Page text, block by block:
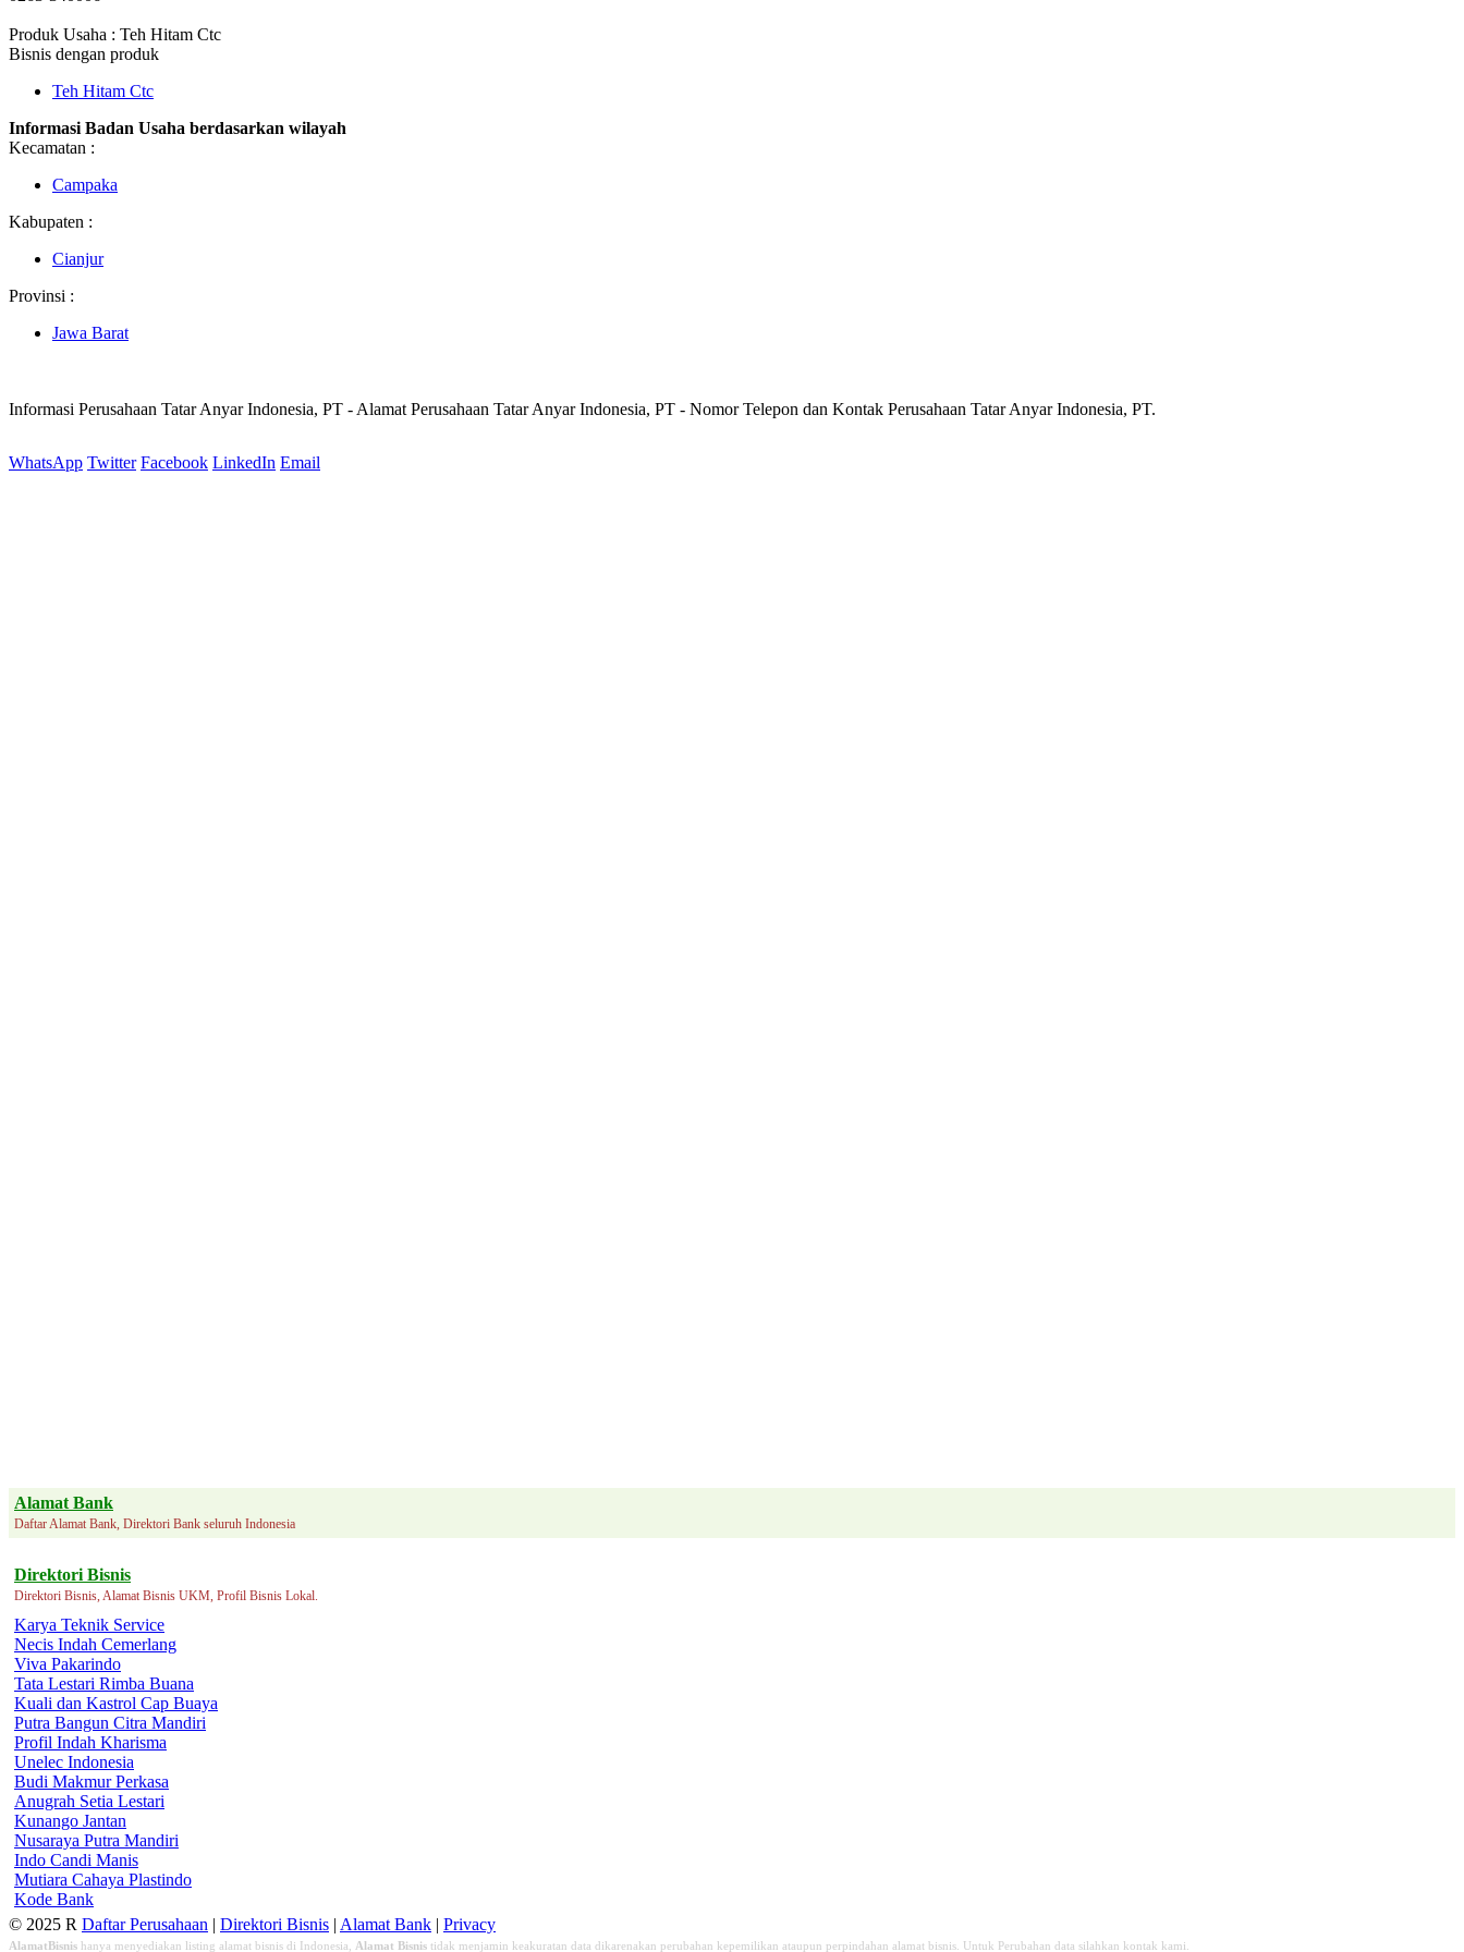
Produk Usaha : Teh Hitam Ctc
Bisnis dengan produk
Teh Hitam Ctc
Informasi Badan Usaha berdasarkan wilayah
Kecamatan :
Campaka
Kabupaten :
Cianjur
Provinsi :
Jawa Barat
Informasi Perusahaan Tatar Anyar Indonesia, PT - Alamat Perusahaan Tatar Anyar Indonesia, PT - Nomor Telepon dan Kontak Perusahaan Tatar Anyar Indonesia, PT.
WhatsApp Twitter Facebook LinkedIn Email
Alamat Bank
Daftar Alamat Bank, Direktori Bank seluruh Indonesia
Direktori Bisnis
Direktori Bisnis, Alamat Bisnis UKM, Profil Bisnis Lokal.
Karya Teknik Service
Necis Indah Cemerlang
Viva Pakarindo
Tata Lestari Rimba Buana
Kuali dan Kastrol Cap Buaya
Putra Bangun Citra Mandiri
Profil Indah Kharisma
Unelec Indonesia
Budi Makmur Perkasa
Anugrah Setia Lestari
Kunango Jantan
Nusaraya Putra Mandiri
Indo Candi Manis
Mutiara Cahaya Plastindo
Kode Bank
© 2025 R Daftar Perusahaan | Direktori Bisnis | Alamat Bank | Privacy
AlamatBisnis hanya menyediakan listing alamat bisnis di Indonesia, Alamat Bisnis tidak menjamin keakuratan data dikarenakan perubahan kepemilikan ataupun perpindahan alamat bisnis. Untuk Perubahan data silahkan kontak kami.